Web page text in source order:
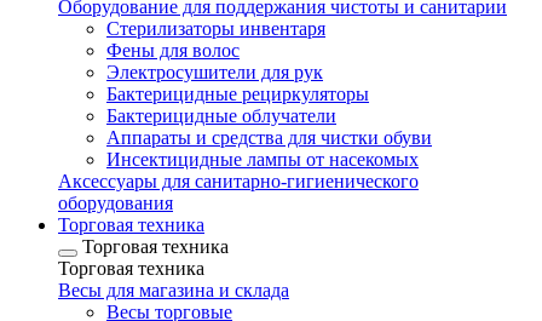
Оборудование для поддержания чистоты и санитарии
Стерилизаторы инвентаря
Фены для волос
Электросушители для рук
Бактерицидные рециркуляторы
Бактерицидные облучатели
Аппараты и средства для чистки обуви
Инсектицидные лампы от насекомых
Аксессуары для санитарно-гигиенического
оборудования
Торговая техника
Торговая техника
Торговая техника
Весы для магазина и склада
Весы торговые